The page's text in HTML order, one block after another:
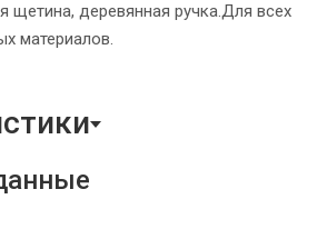
щетина, деревянная ручка.Для всех
материалов.